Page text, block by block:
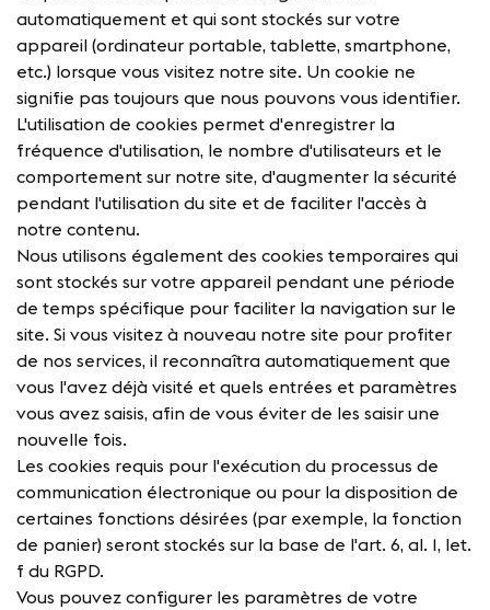
automatiquement et qui sont stockés sur votre
appareil (ordinateur portable, tablette, smartphone,
etc.) lorsque vous visitez notre site. Un cookie ne
signifie pas toujours que nous pouvons vous identifier.
L'utilisation de cookies permet d'enregistrer la
fréquence d'utilisation, le nombre d'utilisateurs et le
comportement sur notre site, d'augmenter la sécurité
pendant l'utilisation du site et de faciliter l'accès à
notre contenu.
Nous utilisons également des cookies temporaires qui
sont stockés sur votre appareil pendant une période
de temps spécifique pour faciliter la navigation sur le
site. Si vous visitez à nouveau notre site pour profiter
de nos services, il reconnaîtra automatiquement que
vous l'avez déjà visité et quels entrées et paramètres
vous avez saisis, afin de vous éviter de les saisir une
nouvelle fois.
Les cookies requis pour l'exécution du processus de
communication électronique ou pour la disposition de
certaines fonctions désirées (par exemple, la fonction
de panier) seront stockés sur la base de l'art. 6, al. 1, let.
f du RGPD.
Vous pouvez configurer les paramètres de votre